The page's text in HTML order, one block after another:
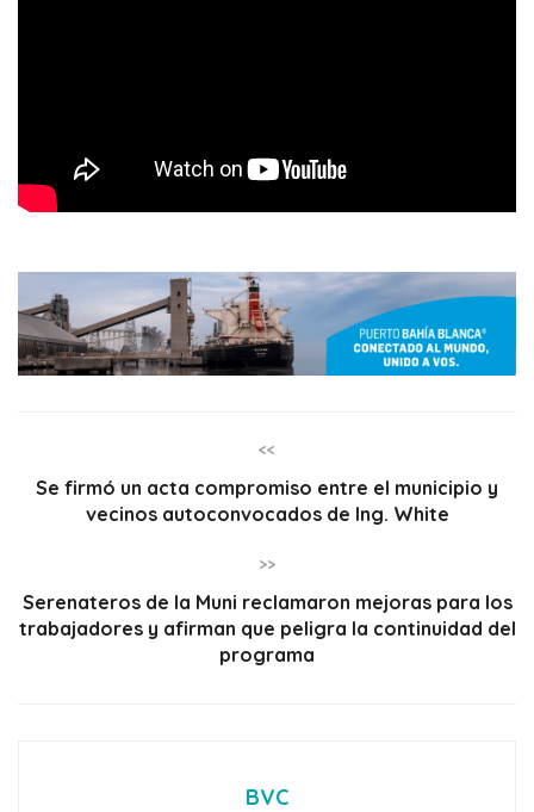
<<
Se firmó un acta compromiso entre el municipio y
vecinos autoconvocados de Ing. White
>>
Serenateros de la Muni reclamaron mejoras para los
trabajadores y afirman que peligra la continuidad del
programa
BVC